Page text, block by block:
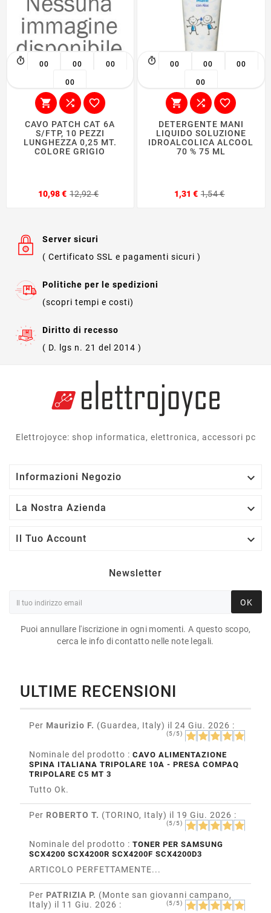
00 00 00
00
  
CAVO PATCH CAT 6A
S/FTP, 10 PEZZI
LUNGHEZZA 0,25 MT.
COLORE GRIGIO
10,98 € 12,92 €
00 00 00
00
  
DETERGENTE MANI
LIQUIDO SOLUZIONE
IDROALCOLICA ALCOOL
70 % 75 ML
1,31 € 1,54 €
Server sicuri
( Certificato SSL e pagamenti sicuri )
Politiche per le spedizioni
(scopri tempi e costi)
Diritto di recesso
( D. lgs n. 21 del 2014 )
Elettrojoyce: shop informatica, elettronica, accessori pc
Informazioni Negozio 
La Nostra Azienda 
Il Tuo Account 
Newsletter
OK
Puoi annullare l'iscrizione in ogni momenti. A questo scopo,
cerca le info di contatto nelle note legali.
ULTIME RECENSIONI
Per Maurizio F. (Guardea, Italy) il 24 Giu. 2026 :
(5/5)
Nominale del prodotto : CAVO ALIMENTAZIONE
SPINA ITALIANA TRIPOLARE 10A - PRESA COMPAQ
TRIPOLARE C5 MT 3
Tutto Ok.
Per ROBERTO T. (TORINO, Italy) il 19 Giu. 2026 :
(5/5)
Nominale del prodotto : TONER PER SAMSUNG
SCX4200 SCX4200R SCX4200F SCX4200D3
ARTICOLO PERFETTAMENTE...
Per PATRIZIA P. (Monte san giovanni campano,
Italy) il 11 Giu. 2026 : (5/5)